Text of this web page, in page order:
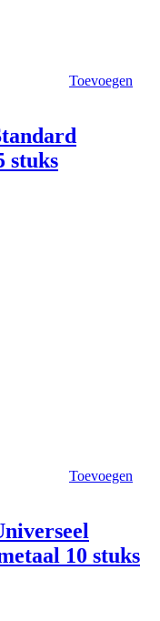
Toevoegen
stuks
Toevoegen
10 stuks